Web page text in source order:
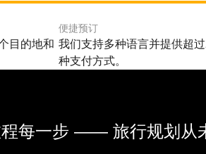
目的地和
便捷预订
我们支持多种语言并提供超
种支付方式。
程每一步 —— 旅行规划从